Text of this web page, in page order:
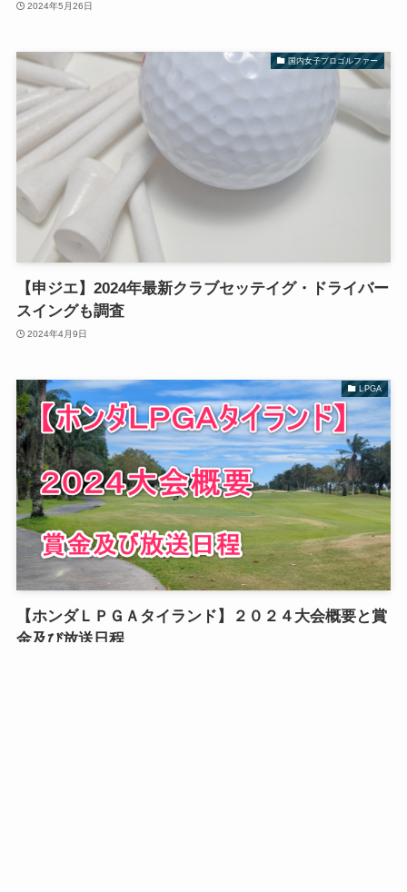
2024年5月26日
国内女子プロゴルファー
【申ジエ】2024年最新クラブセッテイグ・ドライバー
スイングも調査
2024年4月9日
LPGA
【ホンダＬＰＧＡタイランド】２０２４大会概要と賞
金及び放送日程